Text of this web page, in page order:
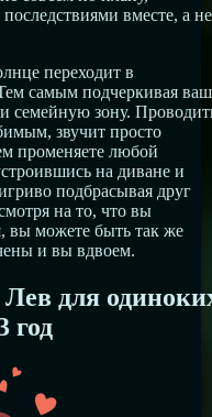
вместе, а не
переходит в
самым подчеркивая
семейную зону.
звучит просто
променяете любой
на диване и
подбрасывая друг
на то, что вы
вы можете быть так же
и вы вдвоем.
для
год